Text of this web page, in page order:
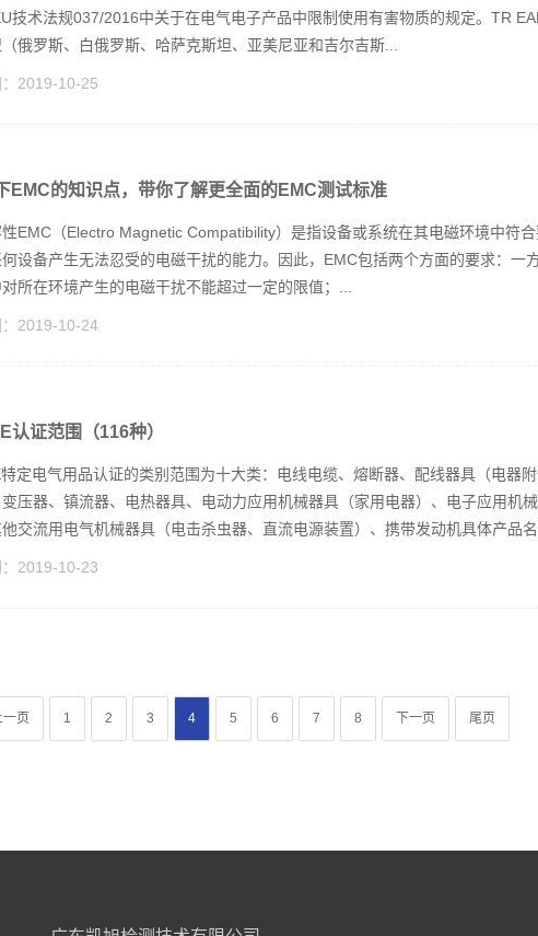
技术法规037/2016中关于在电气电子产品中限制使用有害物质的规定。TR
俄罗斯、白俄罗斯、哈萨克斯坦、亚美尼亚和吉尔吉斯...
2019-10-25
EMC的知识点，带你了解更全面的EMC测试标准
EMC（Electro Magnetic Compatibility）是指设备或系统在其电磁环境中符
设备产生无法忍受的电磁干扰的能力。因此，EMC包括两个方面的要求：一
所在环境产生的电磁干扰不能超过一定的限值；...
2019-10-24
认证范围（116种）
特定电气用品认证的类别范围为十大类：电线电缆、熔断器、配线器具（电器附
变压器、镇流器、电热器具、电动力应用机械器具（家用电器）、电子应用机
交流用电气机械器具（电击杀虫器、直流电源装置）、携带发动机具体产品名
2019-10-23
一页 1 2 3 4 5 6 7 8 下一页 尾页